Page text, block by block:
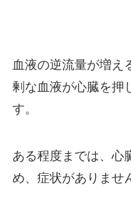
血液の逆流量が増え
剰な血液が心臓を押
す。
ある程度までは、心
め、症状がありませ